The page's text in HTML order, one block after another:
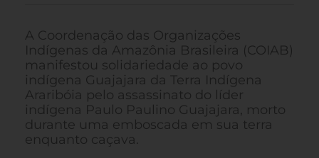
A Coordenação das Organizações
Indígenas da Amazônia Brasileira (COIAB)
manifestou solidariedade ao povo
indígena Guajajara da Terra Indígena
Araribóia pelo assassinato do líder
indígena Paulo Paulino Guajajara, morto
durante uma emboscada em sua terra
enquanto caçava.